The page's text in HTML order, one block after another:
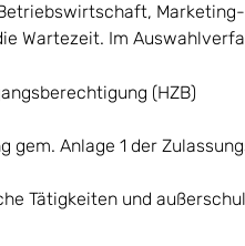
Wartezeit. Im
(HZB)
gem. Anlage 1 der
Tätigkeiten und